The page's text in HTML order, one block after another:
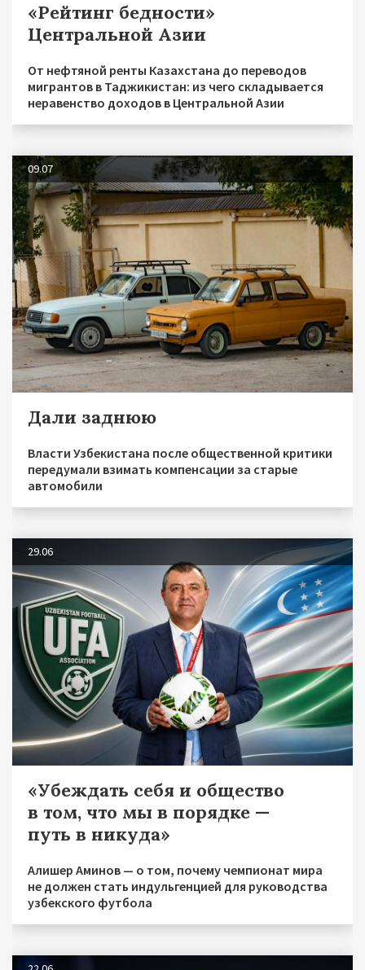
«Рейтинг бедности»
Центральной Азии
От нефтяной ренты Казахстана до переводов
мигрантов в Таджикистан: из чего складывается
неравенство доходов в Центральной Азии
09.07
Дали заднюю
Власти Узбекистана после общественной критики
передумали взимать компенсации за старые
автомобили
29.06
«Убеждать себя и общество
в том, что мы в порядке —
путь в никуда»
Алишер Аминов — о том, почему чемпионат мира
не должен стать индульгенцией для руководства
узбекского футбола